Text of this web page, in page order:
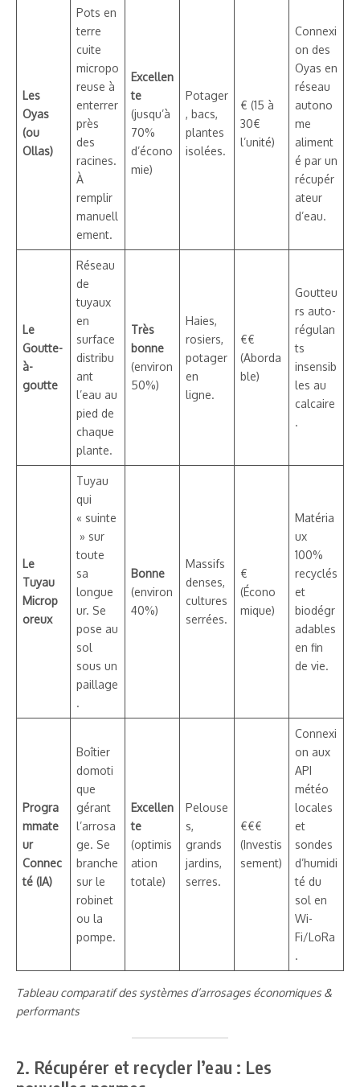
Les
Oyas
(ou
Ollas)
Pots en
terre
cuite
micropo
reuse à
enterrer
près
des
racines.
À
remplir
manuell
ement.
Excellen
te
(jusqu’à
70%
d’écono
mie)
Potager
, bacs,
plantes
isolées.
€ (15 à
30€
l’unité)
Connexi
on des
Oyas en
réseau
autono
me
aliment
é par un
récupér
ateur
d’eau.
Le
Goutte-
à-
goutte
Réseau
de
tuyaux
en
surface
distribu
ant
l’eau au
pied de
chaque
plante.
Très
bonne
(environ
50%)
Haies,
rosiers,
potager
en
ligne.
€€
(Aborda
ble)
Goutteu
rs auto-
régulan
ts
insensib
les au
calcaire
.
Le
Tuyau
Microp
oreux
Tuyau
qui
« suinte
» sur
toute
sa
longue
ur. Se
pose au
sol
sous un
paillage
.
Bonne
(environ
40%)
Massifs
denses,
cultures
serrées.
€
(Écono
mique)
Matéria
ux
100%
recyclés
et
biodégr
adables
en fin
de vie.
Progra
mmate
ur
Connec
té (IA)
Boîtier
domoti
que
gérant
l’arrosa
ge. Se
branche
sur le
robinet
ou la
pompe.
Excellen
te
(optimis
ation
totale)
Pelouse
s,
grands
jardins,
serres.
€€€
(Investis
sement)
Connexi
on aux
API
météo
locales
et
sondes
d’humidi
té du
sol en
Wi-
Fi/LoRa
.
Tableau comparatif des systèmes d’arrosages économiques &
performants
2. Récupérer et recycler l’eau : Les